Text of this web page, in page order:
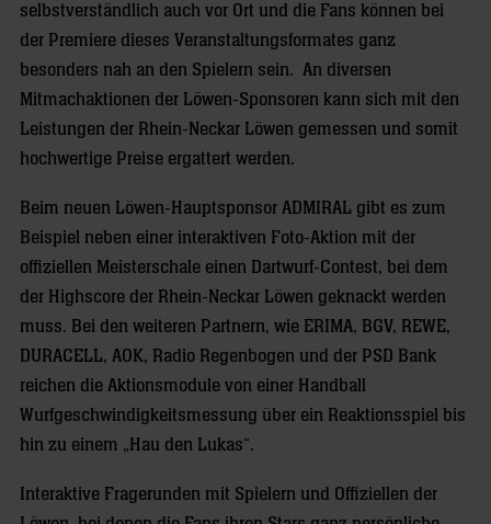
selbstverständlich auch vor Ort und die Fans können bei
der Premiere dieses Veranstaltungsformates ganz
besonders nah an den Spielern sein. An diversen
Mitmachaktionen der Löwen-Sponsoren kann sich mit den
Leistungen der Rhein-Neckar Löwen gemessen und somit
hochwertige Preise ergattert werden.
Beim neuen Löwen-Hauptsponsor ADMIRAL gibt es zum
Beispiel neben einer interaktiven Foto-Aktion mit der
offiziellen Meisterschale einen Dartwurf-Contest, bei dem
der Highscore der Rhein-Neckar Löwen geknackt werden
muss. Bei den weiteren Partnern, wie ERIMA, BGV, REWE,
DURACELL, AOK, Radio Regenbogen und der PSD Bank
reichen die Aktionsmodule von einer Handball
Wurfgeschwindigkeitsmessung über ein Reaktionsspiel bis
hin zu einem „Hau den Lukas“.
Interaktive Fragerunden mit Spielern und Offiziellen der